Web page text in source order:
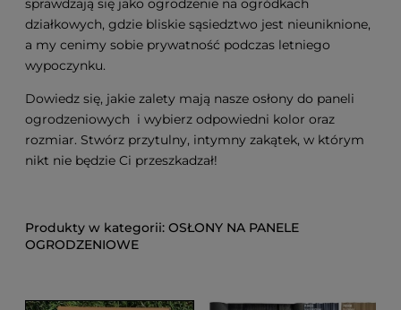
sprawdzają się jako ogrodzenie na ogródkach
działkowych, gdzie bliskie sąsiedztwo jest nieuniknione,
a my cenimy sobie prywatność podczas letniego
wypoczynku.
Dowiedz się, jakie zalety mają nasze osłony do paneli
ogrodzeniowych i wybierz odpowiedni kolor oraz
rozmiar. Stwórz przytulny, intymny zakątek, w którym
nikt nie będzie Ci przeszkadzał!
OSŁONY NA PANELE
OGRODZENIOWE